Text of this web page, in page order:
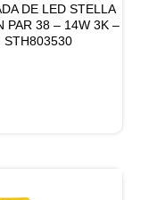
DE LED STELLA
PAR 38 – 14W 3K –
STH803530